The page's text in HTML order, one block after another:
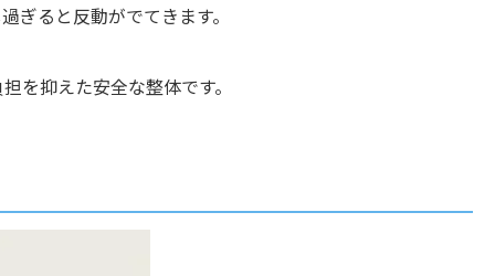
ると反動がでてきます。
を抑えた安全な整体です。